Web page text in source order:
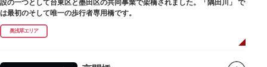
設の一つとして台東区と墨田区の共同事業で架橋されました。「隅田川」 で
は最初のそして唯一の歩行者専用橋です。
奥浅草エリア